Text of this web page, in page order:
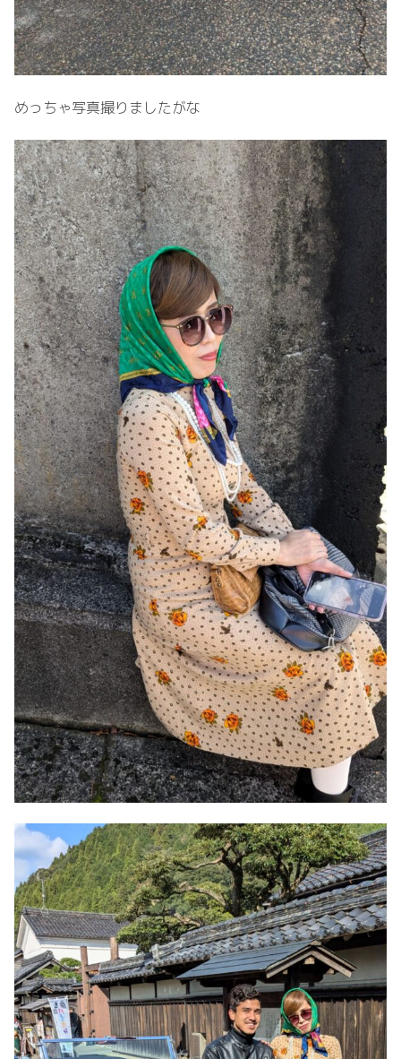
めっちゃ写真撮りましたがな